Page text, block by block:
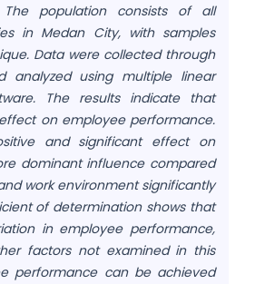
population consists of all
in Medan City, with samples
Data were collected through
analyzed using multiple linear
The results indicate that
on employee performance.
and significant effect on
dominant influence compared
work environment significantly
of determination shows that
in employee performance,
factors not examined in this
performance can be achieved